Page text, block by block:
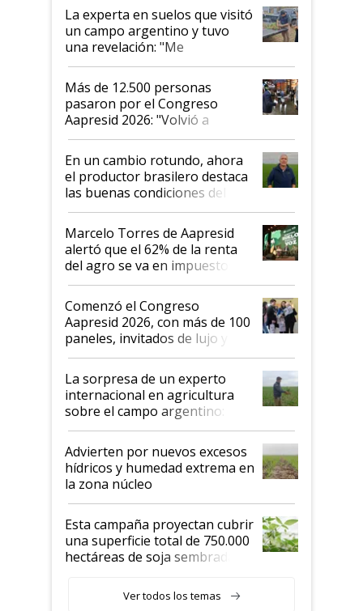
La experta en suelos que visitó
un campo argentino y tuvo
una revelación: "Me
impresionó mucho"
Más de 12.500 personas
pasaron por el Congreso
Aapresid 2026: "Volvió a
demostrar que hablar del
suelo es hablar de todo el
sistema productivo"
En un cambio rotundo, ahora
el productor brasilero destaca
las buenas condiciones del
agro argentino para invertir:
"Los veo más motivados"
Marcelo Torres de Aapresid
alertó que el 62% de la renta
del agro se va en impuestos:
"No es bueno que en
Argentina se sigan discutiendo
las mismas cosas de hace 50
años"
Comenzó el Congreso
Aapresid 2026, con más de 100
paneles, invitados de lujo y
todas las tendencias
La sorpresa de un experto
internacional en agricultura
sobre el campo argentino:
"Estoy muy impresionado"
Advierten por nuevos excesos
hídricos y humedad extrema en
la zona núcleo
Esta campaña proyectan cubrir
una superficie total de 750.000
hectáreas de soja sembradas
variedades que marcan un
salto tecnológico en genética y
Ver todos los temas